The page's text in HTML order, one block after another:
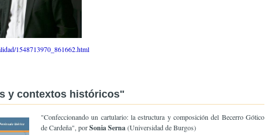
1548713970_861662.html
y contextos históricos"
"Confeccionando un cartulario: la estructura y composición del Becerro Gótico
de Cardeña", porSonia Serna(Universidad de Burgos)